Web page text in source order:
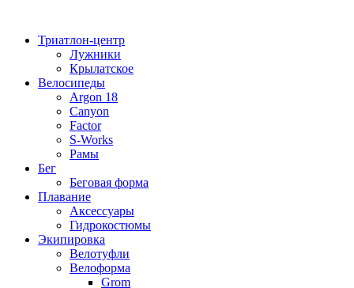
содержимому
Триатлон-центр
Лужники
Крылатское
Велосипеды
Argon 18
Canyon
Factor
S-Works
Рамы
Бег
Беговая форма
Плавание
Аксессуары
Гидрокостюмы
Экипировка
Велотуфли
Велоформа
Grom